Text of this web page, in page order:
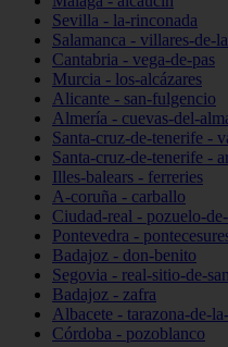
Sevilla - la-rinconada
Salamanca - villares-de-
Cantabria - vega-de-pas
Murcia - los-alcázares
Alicante - san-fulgencio
Almería - cuevas-del-
Santa-cruz-de-tenerife -
Santa-cruz-de-tenerife -
Illes-balears - ferreries
A-coruña - carballo
Ciudad-real - pozuelo-
Pontevedra -
Badajoz - don-benito
Segovia - real-sitio-de-
Badajoz - zafra
Albacete - tarazona-de-
Córdoba - pozoblanco